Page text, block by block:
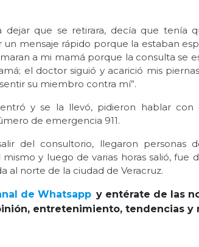
que se retirara, decía que tenía
mensaje rápido porque la estaban
a mi mamá porque la consulta se
el doctor siguió y acarició mis
su miembro contra mí”.
y se la llevó, pidieron hablar
de emergencia 911.
del consultorio, llegaron personas
y luego de varias horas salió, fue
al norte de la ciudad de Veracruz.
de Whatsapp y entérate de las
entretenimiento, tendencias y